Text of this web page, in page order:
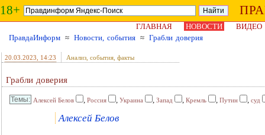
18+
ГЛАВНАЯ НОВОСТИ
ВИДЕО
ПравдаИнформ ≈ Новости, события ≈ Грабли доверия
20.03.2023 , 14:23 Анализ, события, факты
Грабли доверия
Алексей Белов , Россия , Украина , Запад , Кремль , Путин , суд
Алексей Белов